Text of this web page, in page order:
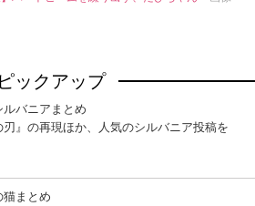
ピックアップ
ルバニアまとめ
刃』の再現ほか、人気のシルバニア投稿を
猫まとめ